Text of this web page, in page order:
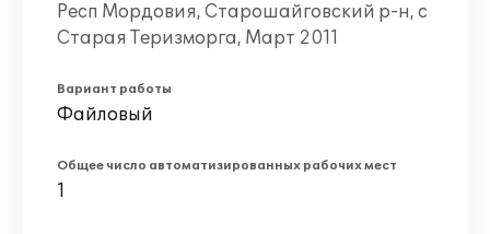
Респ Мордовия, Старошайговский р-н, с
Старая Теризморга, Март 2011
Вариант работы
Файловый
Общее число автоматизированных рабочих мест
1